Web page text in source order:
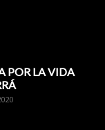
POR LA VIDA